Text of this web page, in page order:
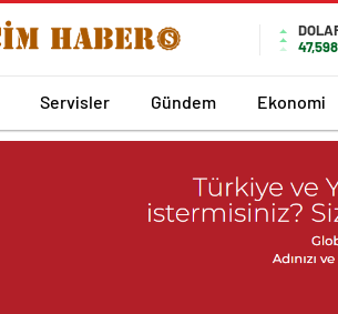
Servisler Gündem Ekonomi